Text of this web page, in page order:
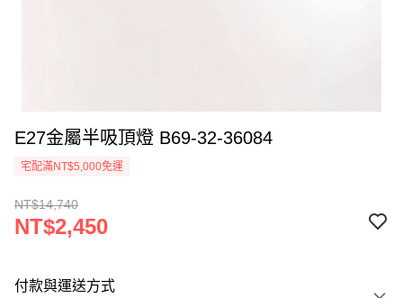
E27金屬半吸頂燈 B69-32-36084
宅配滿NT$5,000免運
NT$14,740
NT$2,450
付款與運送方式